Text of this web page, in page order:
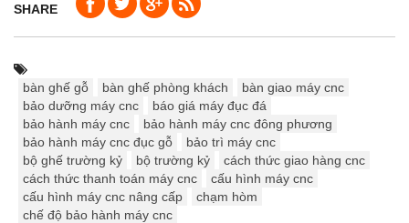
SHARE
bàn ghế gỗ bàn ghế phòng khách
bàn giao máy cnc
bảo dưỡng máy cnc
báo giá máy đục đá
bảo hành máy cnc
bảo hành máy cnc đông phương
bảo hành máy cnc đục gỗ
bảo trì máy cnc
bộ ghế trường kỷ
bộ trường kỷ
cách thức giao hàng cnc
cách thức thanh toán máy cnc
cấu hình máy cnc
cấu hình máy cnc nâng cấp
chạm hòm
chế độ bảo hành máy cnc